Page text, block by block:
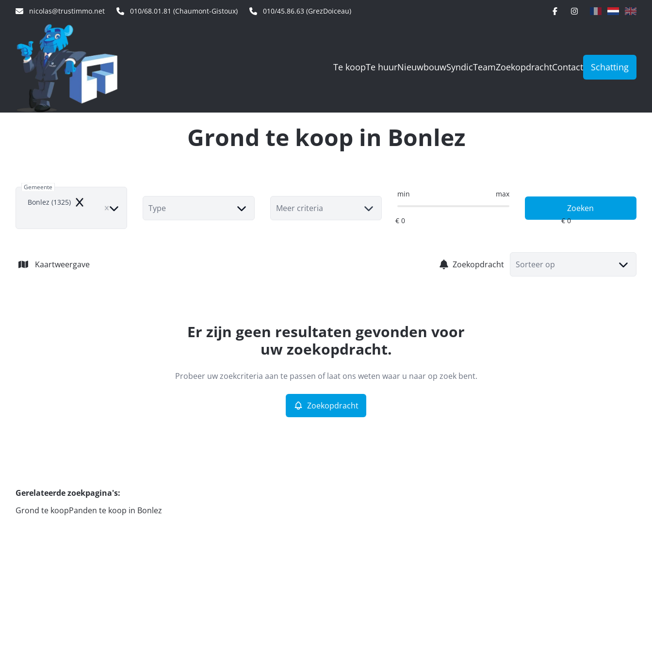
nicolas@trustimmo.net 010/68.01.81 (Chaumont-Gistoux) 010/45.86.63 (GrezDoiceau)
Te koopTe huurNieuwbouwSyndicTeamZoekopdrachtContact Schatting
Grond te koop in Bonlez
Gemeente
Bonlez (1325) Remove Type Meer criteria
min max
Zoeken
Kaartweergave Zoekopdracht Sorteer op
Er zijn geen resultaten gevonden voor
uw zoekopdracht.
Probeer uw zoekcriteria aan te passen of laat ons weten waar u naar op zoek bent.
Zoekopdracht
Gerelateerde zoekpagina's:
Grond te koopPanden te koop in Bonlez